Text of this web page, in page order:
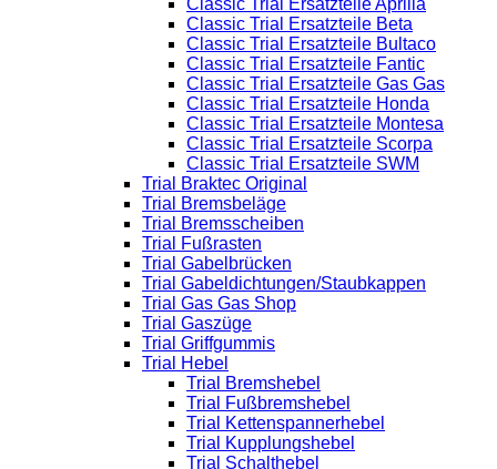
Classic Trial Ersatzteile Aprilia
Classic Trial Ersatzteile Beta
Classic Trial Ersatzteile Bultaco
Classic Trial Ersatzteile Fantic
Classic Trial Ersatzteile Gas Gas
Classic Trial Ersatzteile Honda
Classic Trial Ersatzteile Montesa
Classic Trial Ersatzteile Scorpa
Classic Trial Ersatzteile SWM
Trial Braktec Original
Trial Bremsbeläge
Trial Bremsscheiben
Trial Fußrasten
Trial Gabelbrücken
Trial Gabeldichtungen/Staubkappen
Trial Gas Gas Shop
Trial Gaszüge
Trial Griffgummis
Trial Hebel
Trial Bremshebel
Trial Fußbremshebel
Trial Kettenspannerhebel
Trial Kupplungshebel
Trial Schalthebel